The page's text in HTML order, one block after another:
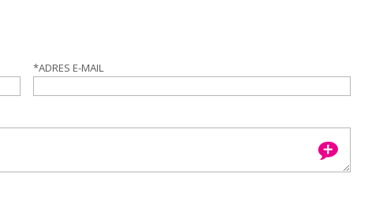
*ADRES E-MAIL